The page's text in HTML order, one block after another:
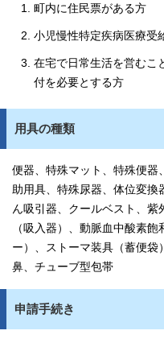
町内に住民票がある方
小児慢性特定疾病医療受
在宅で日常生活を営むこ
付を必要とする方
用具の種類
便器、特殊マット、特殊便器
助用具、特殊尿器、体位変
ん吸引器、クールベスト、
（吸入器）、動脈血中酸素
ー）、ストーマ装具（蓄便袋
鼻、チューブ型包帯
申請手続き